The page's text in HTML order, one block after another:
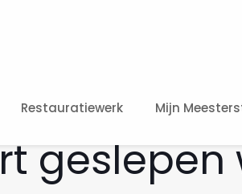
Restauratiewerk Mijn
geslepen